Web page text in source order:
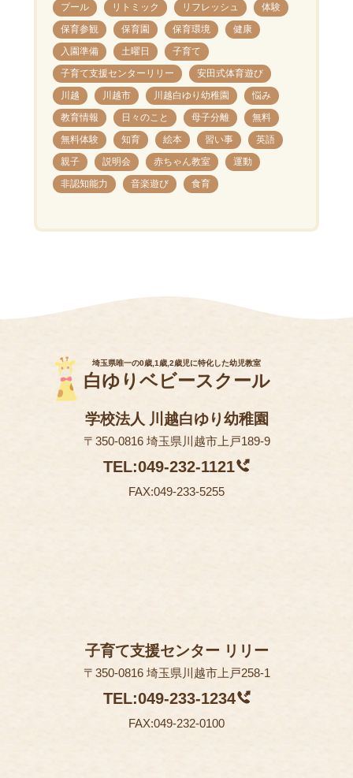
プール
リトミック リフレッシュ
体験
保育参観
保育園 保育環境
健康
入園準備
土曜日
子育て
子育て支援センターリリー
安田式体育遊び
川越
川越市 川越白ゆり幼稚園
悩み
教育情報
日々のこと 母子分離
無料
無料体験
知育 絵本 習い事
英語
親子
説明会 赤ちゃん教室
運動
非認知能力
音楽遊び 食育
埼玉県唯一の0歳,1歳,2歳児に特化した幼児教室
白ゆりベビースクール
学校法人 川越白ゆり幼稚園
〒350-0816 埼玉県川越市上戸189-9
TEL:049-232-1121
FAX:049-233-5255
子育て支援センター リリー
〒350-0816 埼玉県川越市上戸258-1
TEL:049-233-1234
FAX:049-232-0100